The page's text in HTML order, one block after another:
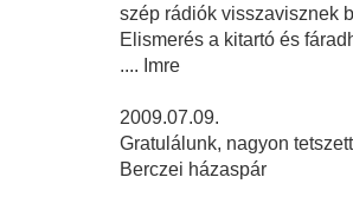
szép rádiók visszavisznek
Elismerés a kitartó és
.... Imre
2009.07.09.
Gratulálunk, nagyon
Berczei házaspár